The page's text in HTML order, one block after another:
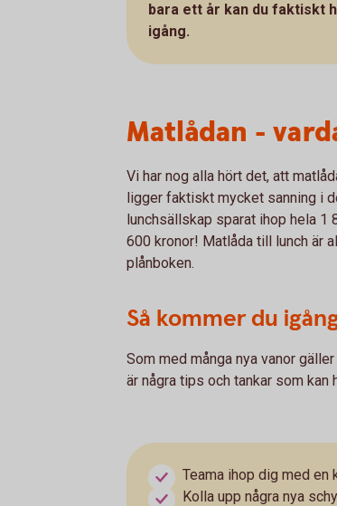
bara ett år kan du faktiskt
igång.
Matlådan -
Vi har nog alla hört det, att
ligger faktiskt mycket sanning i
lunchsällskap sparat ihop hela 1
600 kronor! Matlåda till lunch är
plånboken.
Så kommer du
Som med många nya vanor
är några tips och tankar som kan
Teama ihop dig med en
Kolla upp några nya